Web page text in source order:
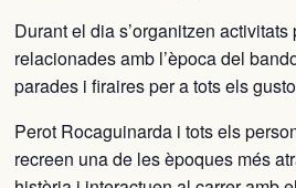
Durant el dia s’organitzen
relacionades amb l’època del
parades i firaires per a tots els
Perot Rocaguinarda i tots els
recreen una de les èpoques més